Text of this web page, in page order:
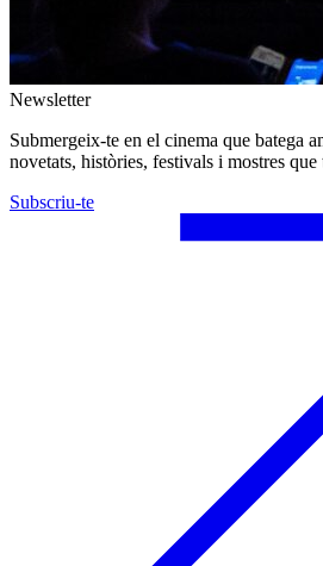
Newsletter
Submergeix-te en el cinema que batega
novetats, històries, festivals i mostres que
Subscriu-te